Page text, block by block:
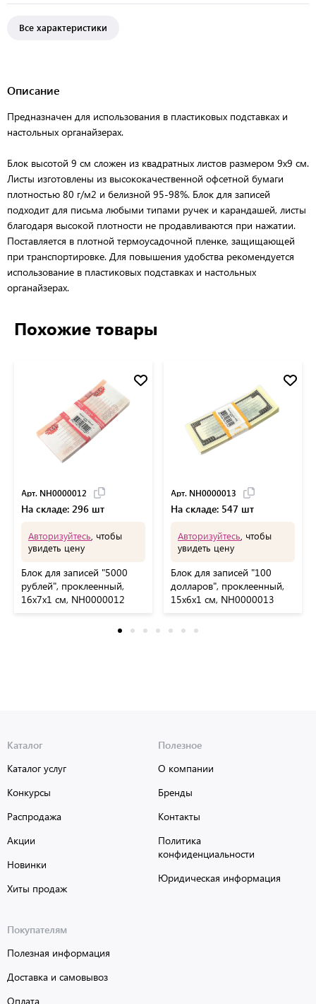
Все характеристики
Описание
Предназначен для использования в пластиковых подставках и
настольных органайзерах.
Блок высотой 9 см сложен из квадратных листов размером 9х9 см.
Листы изготовлены из высококачественной офсетной бумаги
плотностью 80 г/м2 и белизной 95-98%. Блок для записей
подходит для письма любыми типами ручек и карандашей, листы
благодаря высокой плотности не продавливаются при нажатии.
Поставляется в плотной термоусадочной пленке, защищающей
при транспортировке. Для повышения удобства рекомендуется
использование в пластиковых подставках и настольных
органайзерах.
Похожие товары
Арт. NH0000012
На складе: 296 шт
Авторизуйтесь , чтобы
увидеть цену
Блок для записей "5000
рублей", проклеенный,
16х7х1 см, NH0000012
Арт. NH0000013
На складе: 547 шт
Авторизуйтесь , чтобы
увидеть цену
Блок для записей "100
долларов", проклеенный,
15х6х1 см, NH0000013
Каталог
Каталог услуг
Конкурсы
Распродажа
Акции
Новинки
Хиты продаж
Полезное
О компании
Бренды
Контакты
Политика
конфиденциальности
Юридическая информация
Покупателям
Полезная информация
Доставка и самовывоз
Оплата